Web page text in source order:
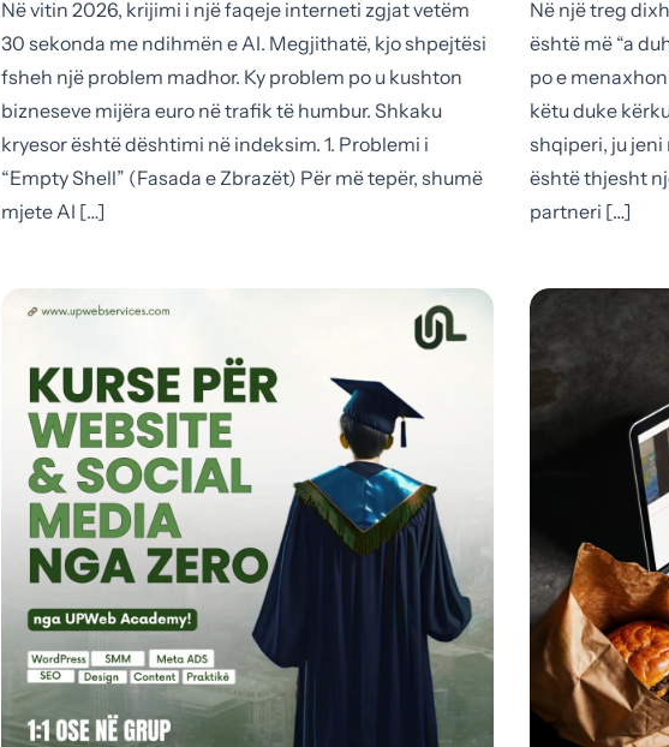
Në vitin 2026, krijimi i një faqeje interneti zgjat vetëm
30 sekonda me ndihmën e AI. Megjithatë, kjo shpejtësi
fsheh një problem madhor. Ky problem po u kushton
bizneseve mijëra euro në trafik të humbur. Shkaku
kryesor është dështimi në indeksim. 1. Problemi i
“Empty Shell” (Fasada e Zbrazët) Për më tepër, shumë
mjete AI […]
Në një treg
është më “a
po e
këtu duke
shqiperi, ju jeni
është thjesht
partneri […]